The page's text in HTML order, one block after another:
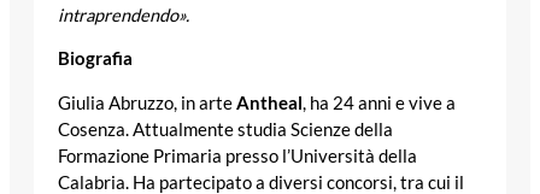
intraprendendo».
Biografia
Giulia Abruzzo, in arteAntheal, ha 24 anni e vive a
Cosenza. Attualmente studia Scienze della
Formazione Primaria presso l’Università della
Calabria. Ha partecipato a diversi concorsi, tra cui il